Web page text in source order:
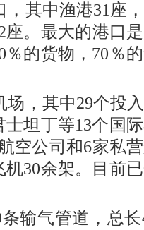
，其中渔港31座
座。最大的港口
％的货物，70％
场，其中29个投
坦丁等13个国
空公司和6家私
30余架。目前
输气管道，总